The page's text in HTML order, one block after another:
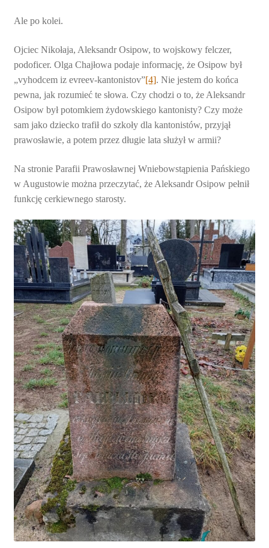
Ale po kolei.
Ojciec Nikołaja, Aleksandr Osipow, to wojskowy felczer,
podoficer. Olga Chajłowa podaje informację, że Osipow był
„vyhodcem iz evreev-kantonistov”[4]. Nie jestem do końca
pewna, jak rozumieć te słowa. Czy chodzi o to, że Aleksandr
Osipow był potomkiem żydowskiego kantonisty? Czy może
sam jako dziecko trafił do szkoły dla kantonistów, przyjął
prawosławie, a potem przez długie lata służył w armii?
Na stronie Parafii Prawosławnej Wniebowstąpienia Pańskiego
w Augustowie można przeczytać, że Aleksandr Osipow pełnił
funkcję cerkiewnego starosty.